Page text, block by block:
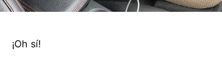
¡Oh sí!